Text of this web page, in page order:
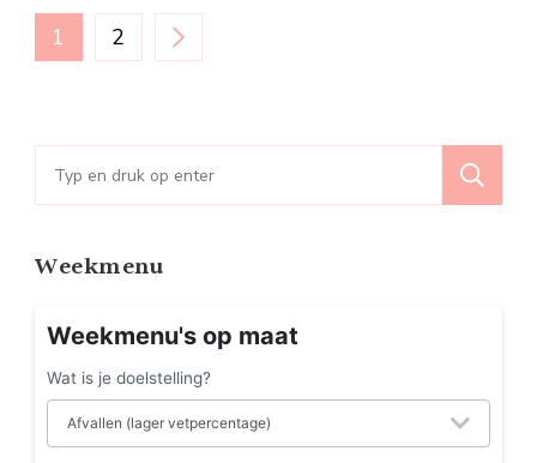
Berichten
paginering
PAGINA
1 PAGINA
2
Zoeken
naar:
Weekmenu
Weekmenu's op maat
Wat is je doelstelling?